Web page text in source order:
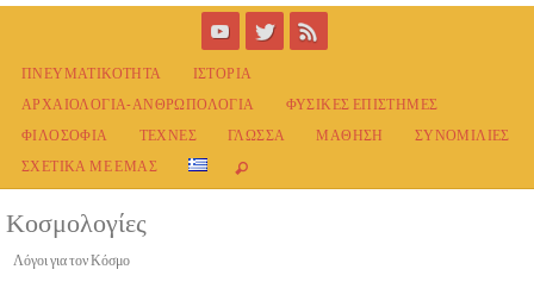
ΠΝΕΥΜΑΤΙΚΌΤΗΤΑ
ΙΣΤΟΡΊΑ
ΑΡΧΑΙΟΛΟΓΊΑ-ΑΝΘΡΩΠΟΛΟΓΊΑ
ΦΥΣΙΚΈΣ ΕΠΙΣΤΉΜΕΣ
ΦΙΛΟΣΟΦΊΑ
ΤΈΧΝΕΣ ΓΛΏΣΣΑ ΜΆΘΗΣΗ
ΣΥΝΟΜΙΛΊΕΣ
ΣΧΕΤΙΚΆ ΜΕ ΕΜΆΣ
Κοσμολογίες
Λόγοι για τον Κόσμο